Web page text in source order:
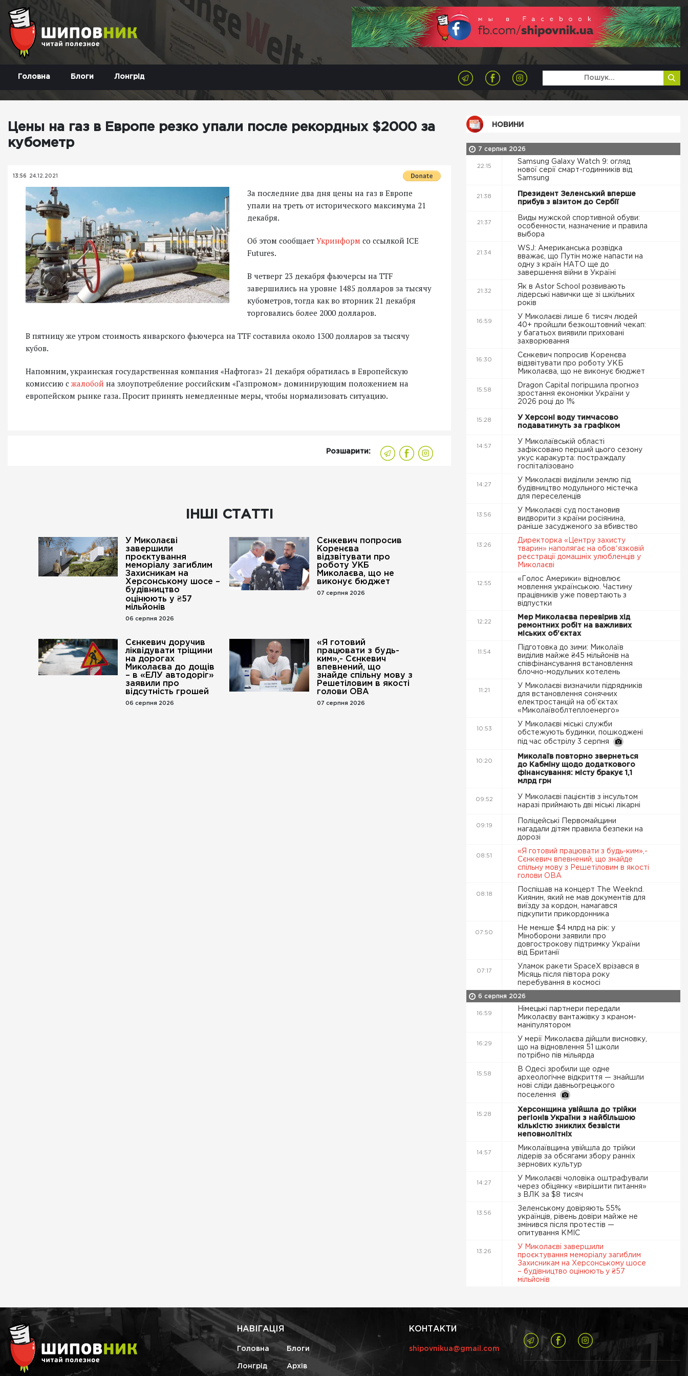
Головна Блоги Лонгрід
Цены на газ в Европе резко упали после рекордных $2000 за
кубометр
13:56 24.12.2021
За последние два дня цены на газ в Европе
упали на треть от исторического максимума 21
декабря.
Об этом сообщает Укринформ со ссылкой ICE
Futures.
В четверг 23 декабря фьючерсы на TTF
завершились на уровне 1485 долларов за тысячу
кубометров, тогда как во вторник 21 декабря
торговались более 2000 долларов.
В пятницу же утром стоимость январского фьючерса на TTF составила около 1300 долларов за тысячу
кубов.
Напомним, украинская государственная компания «Нафтогаз» 21 декабря обратилась в Европейскую
комиссию с жалобой на злоупотребление российским «Газпромом» доминирующим положением на
европейском рынке газа. Просит принять немедленные меры, чтобы нормализовать ситуацию.
Розшарити:
ІНШІ СТАТТІ
У Миколаєві
завершили
проєктування
меморіалу загиблим
Захисникам на
Херсонському шосе –
будівництво
оцінюють у ₴57
мільйонів
06 серпня 2026
Сєнкевич попросив
Коренєва
відзвітувати про
роботу УКБ
Миколаєва, що не
виконує бюджет
07 серпня 2026
Сєнкевич доручив
ліквідувати тріщини
на дорогах
Миколаєва до дощів
– в «ЕЛУ автодоріг»
заявили про
відсутність грошей
06 серпня 2026
«Я готовий
працювати з будь-
ким»,- Сєнкевич
впевнений, що
знайде спільну мову з
Решетіловим в якості
голови ОВА
07 серпня 2026
НОВИНИ
7 серпня 2026
22:15
Samsung Galaxy Watch 9: огляд
нової серії смарт-годинників від
Samsung
21:38
Президент Зеленський вперше
прибув з візитом до Сербії
21:37
Виды мужской спортивной обуви:
особенности, назначение и правила
выбора
21:34
WSJ: Американська розвідка
вважає, що Путін може напасти на
одну з країн НАТО ще до
завершення війни в Україні
21:32
Як в Astor School розвивають
лідерські навички ще зі шкільних
років
16:59
У Миколаєві лише 6 тисяч людей
40+ пройшли безкоштовний чекап:
у багатьох виявили приховані
захворювання
16:30
Сєнкевич попросив Коренєва
відзвітувати про роботу УКБ
Миколаєва, що не виконує бюджет
15:58
Dragon Capital погіршила прогноз
зростання економіки України у
2026 році до 1%
15:28
У Херсоні воду тимчасово
подаватимуть за графіком
14:57
У Миколаївській області
зафіксовано перший цього сезону
укус каракурта: постраждалу
госпіталізовано
14:27
У Миколаєві виділили землю під
будівництво модульного містечка
для переселенців
13:56
У Миколаєві суд постановив
видворити з країни росіянина,
раніше засудженого за вбивство
13:26
Директорка «Центру захисту
тварин» наполягає на обовʼязковій
реєстрації домашніх улюбленців у
Миколаєві
12:55
«Голос Америки» відновлює
мовлення українською. Частину
працівників уже повертають з
відпустки
12:22
Мер Миколаєва перевірив хід
ремонтних робіт на важливих
міських об'єктах
11:54
Підготовка до зими: Миколаїв
виділив майже ₴45 мільйонів на
співфінансування встановлення
блочно-модульних котелень
11:21
У Миколаєві визначили підрядників
для встановлення сонячних
електростанцій на об’єктах
«Миколаївоблтеплоенерго»
10:53
У Миколаєві міські служби
обстежують будинки, пошкоджені
під час обстрілу 3 серпня
10:20
Миколаїв повторно звернеться
до Кабміну щодо додаткового
фінансування: місту бракує 1,1
млрд грн
09:52
У Миколаєві пацієнтів з інсультом
наразі приймають дві міські лікарні
09:19
Поліцейські Первомайщини
нагадали дітям правила безпеки на
дорозі
08:51
«Я готовий працювати з будь-ким»,-
Сєнкевич впевнений, що знайде
спільну мову з Решетіловим в якості
голови ОВА
08:18
Поспішав на концерт The Weeknd.
Киянин, який не мав документів для
виїзду за кордон, намагався
підкупити прикордонника
07:50
Не менше $4 млрд на рік: у
Міноборони заявили про
довгострокову підтримку України
від Британії
07:17
Уламок ракети SpaceX врізався в
Місяць після півтора року
перебування в космосі
6 серпня 2026
16:59
Німецькі партнери передали
Миколаєву вантажівку з краном-
маніпулятором
16:29
У мерії Миколаєва дійшли висновку,
що на відновлення 51 школи
потрібно пів мільярда
15:58
В Одесі зробили ще одне
археологічне відкриття — знайшли
нові сліди давньогрецького
поселення
15:28
Херсонщина увійшла до трійки
регіонів України з найбільшою
кількістю зниклих безвісти
неповнолітніх
14:57
Миколаївщина увійшла до трійки
лідерів за обсягами збору ранніх
зернових культур
14:27
У Миколаєві чоловіка оштрафували
через обіцянку «вирішити питання»
з ВЛК за $8 тисяч
13:56
Зеленському довіряють 55%
українців, рівень довіри майже не
змінився після протестів —
опитування КМІС
13:26
У Миколаєві завершили
проєктування меморіалу загиблим
Захисникам на Херсонському шосе
– будівництво оцінюють у ₴57
мільйонів
НАВІГАЦІЯ
Головна Блоги
Лонгрід Архів
КОНТАКТИ
shipovnikua@gmail.com